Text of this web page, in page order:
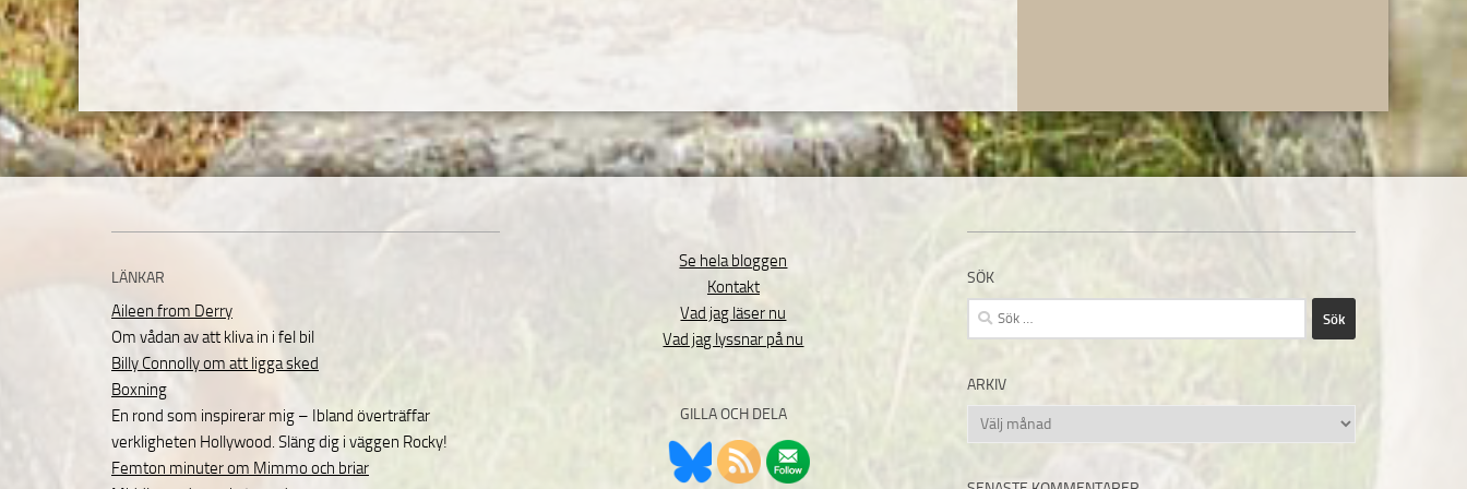
LÄNKAR
Aileen from Derry
Om vådan av att kliva in i fel bil
Billy Connolly om att ligga sked
Boxning
En rond som inspirerar mig – Ibland överträffar
verkligheten Hollywood. Släng dig i väggen Rocky!
Femton minuter om Mimmo och briar
Se hela bloggen
Kontakt
Vad jag läser nu
Vad jag lyssnar på nu
GILLA OCH DELA
SÖK
Sök
efter:
ARKIV
Arkiv